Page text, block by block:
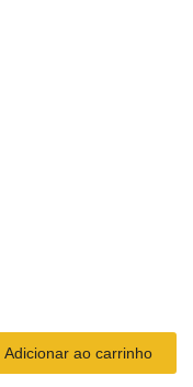
Adicionar ao carrinho